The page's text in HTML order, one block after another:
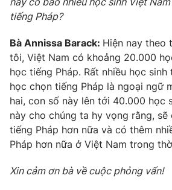
Cơ quan chủ quản:Đài Truyền hình Việt
Cơ quan báo chí: Thời báo VTV
Giấy phép hoạt động báo in và báo
cấp ngày 29/12/2023
Tổng Biên tập:Vũ Thanh Thủy
Phó Tổng Biên tập: Nguyễn Thị Mỹ Hạnh,
024.38 355 931 - 024.38
tiếng Pháp?
Bà Annissa Barack: Hiện nay theo
tôi, Việt Nam có khoảng 20.000
học tiếng Pháp. Rất nhiều học
học chọn tiếng Pháp là ngoại ngữ
hai, con số này lên tới 40.000 học
này cho chúng ta hy vọng rằng,
tiếng Pháp hơn nữa và có thêm
Pháp hơn nữa ở Việt Nam trong
Xin cảm ơn bà về cuộc phỏng vấn!